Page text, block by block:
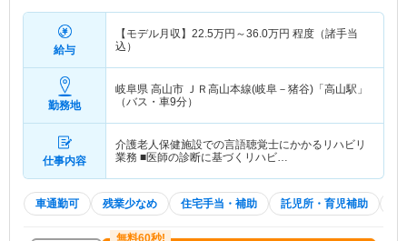
給与
【モデル月収】 22.5万円～36.0万円 程度（諸手当
込）
勤務地
岐阜県 高山市 ＪＲ高山本線(岐阜－猪谷)「高山駅」
（バス・車9分）
仕事内容
介護老人保健施設での言語聴覚士にかかるリハビリ
業務 ■医師の診断に基づくリハビ…
車通勤可 残業少なめ 住宅手当・補助 託児所・育児補助